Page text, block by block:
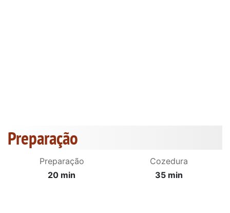
Preparação
Preparação
20 min
Cozedura
35 min